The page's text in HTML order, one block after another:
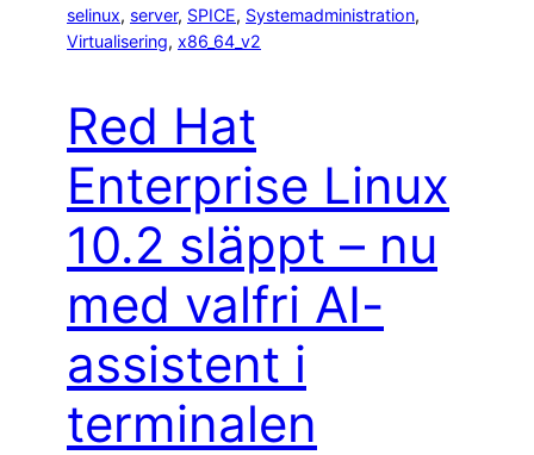
selinux, server, SPICE, Systemadministration
Virtualisering, x86_64_v2
Red Hat
Enterprise Linux
10.2 släppt – nu
med valfri AI-
assistent i
terminalen